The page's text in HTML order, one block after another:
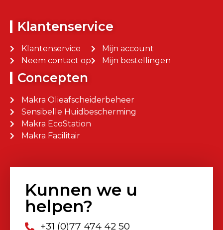
Klantenservice
Klantenservice
Neem contact op
Mijn account
Mijn bestellingen
Concepten
Makra Olieafscheiderbeheer
Sensibelle Huidbescherming
Makra EcoStation
Makra Facilitair
Kunnen we u
helpen?
+31 (0)77 474 42 50